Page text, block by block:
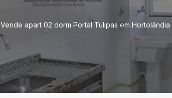
Vende apart 02 dorm Portal Tulipas em Hortolândia